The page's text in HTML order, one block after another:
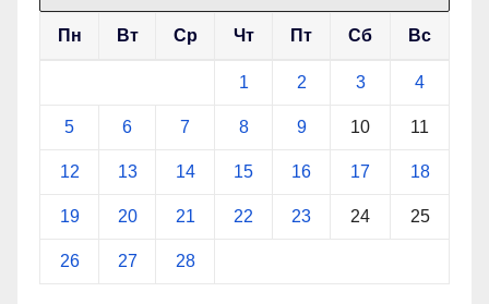
Пн Вт Ср Чт Пт Сб Вс
1 2 3 4
5 6 7 8 9 10 11
12 13 14 15 16 17 18
19 20 21 22 23 24 25
26 27 28